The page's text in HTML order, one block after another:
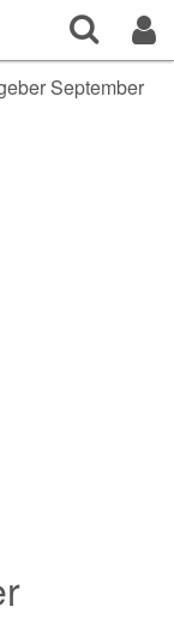
September